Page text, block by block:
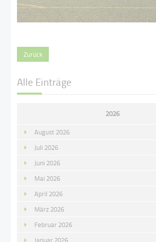
Zurück
Alle Einträge
2026
August 2026
Juli 2026
Juni 2026
Mai 2026
April 2026
März 2026
Februar 2026
Januar 2026